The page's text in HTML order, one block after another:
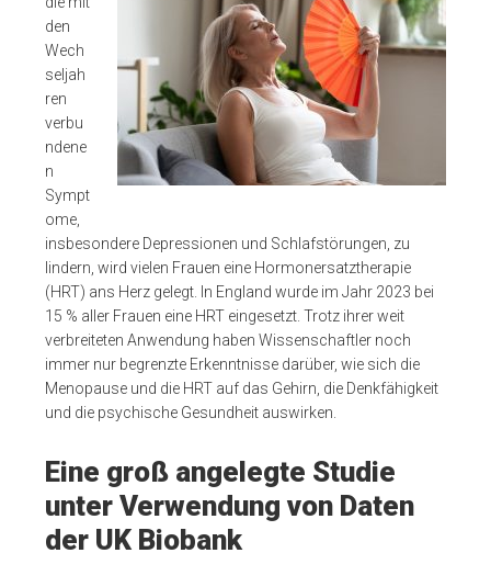
den
Wech
seljah
ren
verbu
ndene
n
Sympt
ome,
insbesondere Depressionen und Schlafstörungen, zu
lindern, wird vielen Frauen eine Hormonersatztherapie
(HRT) ans Herz gelegt. In England wurde im Jahr 2023 bei
15 % aller Frauen eine HRT eingesetzt. Trotz ihrer weit
verbreiteten Anwendung haben Wissenschaftler noch
immer nur begrenzte Erkenntnisse darüber, wie sich die
Menopause und die HRT auf das Gehirn, die Denkfähigkeit
und die psychische Gesundheit auswirken.
Eine groß angelegte Studie
unter Verwendung von Daten
der UK Biobank